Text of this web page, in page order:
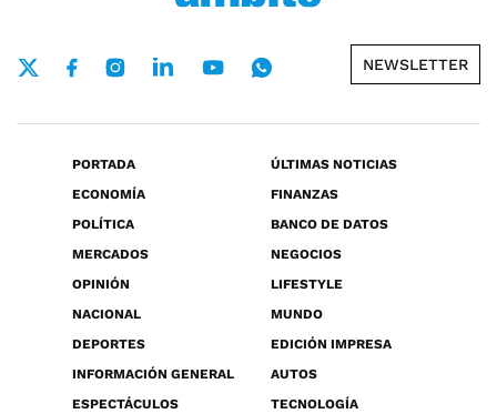
NEWSLETTER
PORTADA
ÚLTIMAS NOTICIAS
ECONOMÍA
FINANZAS
POLÍTICA
BANCO DE DATOS
MERCADOS
NEGOCIOS
OPINIÓN
LIFESTYLE
NACIONAL
MUNDO
DEPORTES
EDICIÓN IMPRESA
INFORMACIÓN GENERAL
AUTOS
ESPECTÁCULOS
TECNOLOGÍA